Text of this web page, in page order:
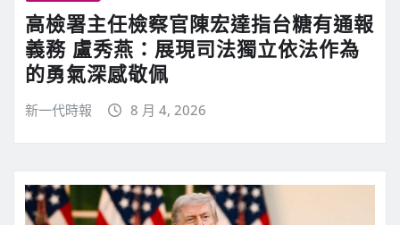
高檢署主任檢察官陳宏達指台糖有通報
義務 盧秀燕：展現司法獨立依法作為
的勇氣深感敬佩
新一代時報 8 月 4, 2026